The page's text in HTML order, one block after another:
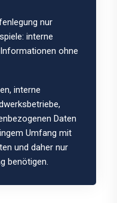
nur
interne
ohne
interne
Daten
Umfang mit
und daher nur
benötigen.